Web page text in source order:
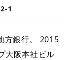
1
方銀行。 2015
大阪本社ビル